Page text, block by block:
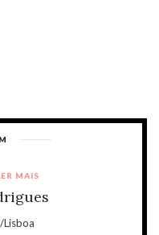
Lisboa
MAIS